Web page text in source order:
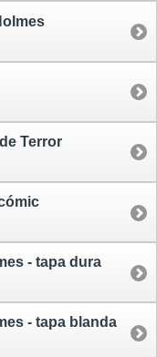
Terror
- tapa dura
- tapa blanda